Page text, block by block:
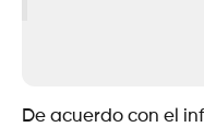
De acuerdo con el